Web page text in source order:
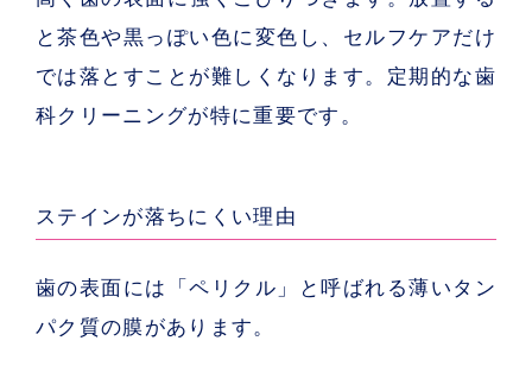
と茶色や黒っぽい色に変色し、セルフケアだけ
では落とすことが難しくなります。定期的な歯
科クリーニングが特に重要です。
ステインが落ちにくい理由
歯の表面には「ペリクル 」と呼ばれる薄いタン
パク質の膜があります。